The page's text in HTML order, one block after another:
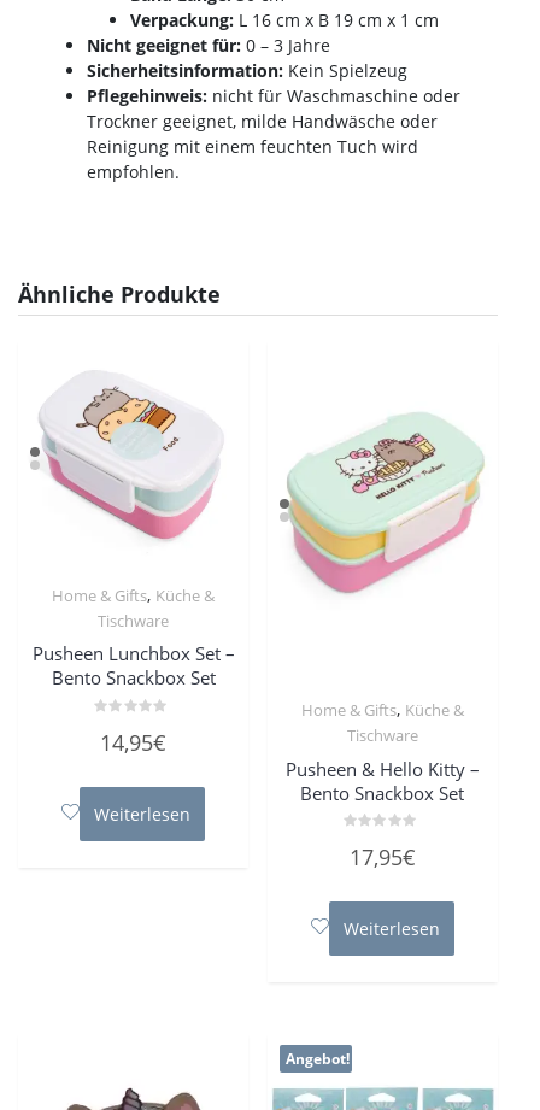
Verpackung: L 16 cm x B 19 cm x 1 cm
Nicht geeignet für: 0 – 3 Jahre
Sicherheitsinformation: Kein Spielzeug
Pflegehinweis: nicht für Waschmaschine oder
Trockner geeignet, milde Handwäsche oder
Reinigung mit einem feuchten Tuch wird
empfohlen.
Ähnliche Produkte
Home & Gifts, Küche &
Tischware
Pusheen Lunchbox Set –
Bento Snackbox Set
mit
5
14,95€
Weiterlesen
Home & Gifts, Küche &
Tischware
Pusheen & Hello Kitty –
Bento Snackbox Set
mit
5
17,95€
Weiterlesen
Angebot!